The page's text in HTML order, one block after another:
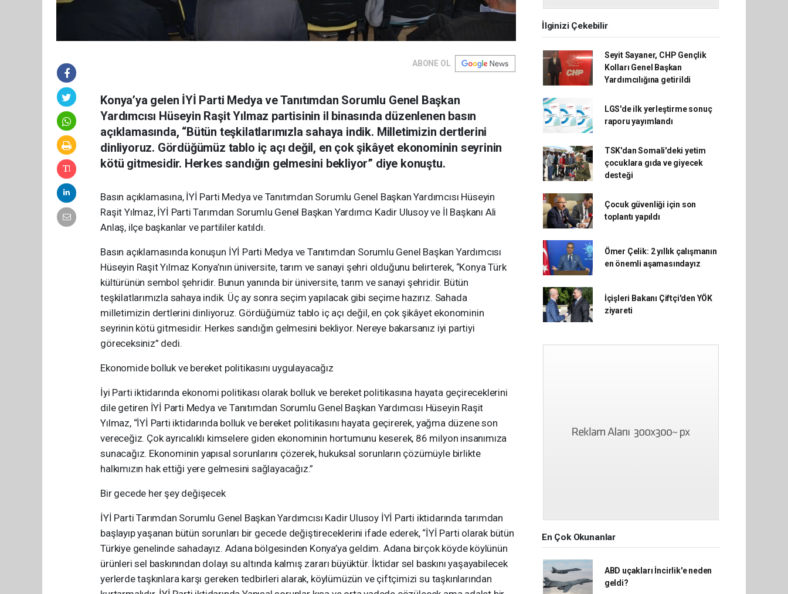
ABONE OL
Konya’ya gelen İYİ Parti Medya ve Tanıtımdan Sorumlu Genel Başkan
Yardımcısı Hüseyin Raşit Yılmaz partisinin il binasında düzenlenen basın
açıklamasında, “Bütün teşkilatlarımızla sahaya indik. Milletimizin dertlerini
dinliyoruz. Gördüğümüz tablo iç açı değil, en çok şikâyet ekonominin seyrinin
kötü gitmesidir. Herkes sandığın gelmesini bekliyor” diye konuştu.
Basın açıklamasına, İYİ Parti Medya ve Tanıtımdan Sorumlu Genel Başkan Yardımcısı Hüseyin
Raşit Yılmaz, İYİ Parti Tarımdan Sorumlu Genel Başkan Yardımcı Kadir Ulusoy ve İl Başkanı Ali
Anlaş, ilçe başkanlar ve partililer katıldı.
Basın açıklamasında konuşun İYİ Parti Medya ve Tanıtımdan Sorumlu Genel Başkan Yardımcısı
Hüseyin Raşit Yılmaz Konya’nın üniversite, tarım ve sanayi şehri olduğunu belirterek, “Konya Türk
kültürünün sembol şehridir. Bunun yanında bir üniversite, tarım ve sanayi şehridir. Bütün
teşkilatlarımızla sahaya indik. Üç ay sonra seçim yapılacak gibi seçime hazırız. Sahada
milletimizin dertlerini dinliyoruz. Gördüğümüz tablo iç açı değil, en çok şikâyet ekonominin
seyrinin kötü gitmesidir. Herkes sandığın gelmesini bekliyor. Nereye bakarsanız iyi partiyi
göreceksiniz” dedi.
Ekonomide bolluk ve bereket politikasını uygulayacağız
İyi Parti iktidarında ekonomi politikası olarak bolluk ve bereket politikasına hayata geçireceklerini
dile getiren İYİ Parti Medya ve Tanıtımdan Sorumlu Genel Başkan Yardımcısı Hüseyin Raşit
Yılmaz, “İYİ Parti iktidarında bolluk ve bereket politikasını hayata geçirerek, yağma düzene son
vereceğiz. Çok ayrıcalıklı kimselere giden ekonominin hortumunu keserek, 86 milyon insanımıza
sunacağız. Ekonominin yapısal sorunlarını çözerek, hukuksal sorunların çözümüyle birlikte
halkımızın hak ettiği yere gelmesini sağlayacağız.”
Bir gecede her şey değişecek
İYİ Parti Tarımdan Sorumlu Genel Başkan Yardımcısı Kadir Ulusoy İYİ Parti iktidarında tarımdan
başlayıp yaşanan bütün sorunları bir gecede değiştireceklerini ifade ederek, “İYİ Parti olarak bütün
Türkiye genelinde sahadayız. Adana bölgesinden Konya’ya geldim. Adana birçok köyde köylünün
ürünleri sel baskınından dolayı su altında kalmış zararı büyüktür. İktidar sel baskını yaşayabilecek
yerlerde taşkınlara karşı gereken tedbirleri alarak, köylümüzün ve çiftçimizi su taşkınlarından
İlginizi Çekebilir
Seyit Sayaner, CHP Gençlik
Kolları Genel Başkan
Yardımcılığına getirildi
LGS'de ilk yerleştirme sonuç
raporu yayımlandı
TSK'dan Somali'deki yetim
çocuklara gıda ve giyecek
desteği
Çocuk güvenliği için son
toplantı yapıldı
Ömer Çelik: 2 yıllık çalışmanın
en önemli aşamasındayız
İçişleri Bakanı Çiftçi'den YÖK
ziyareti
En Çok Okunanlar
ABD uçakları İncirlik'e neden
geldi?